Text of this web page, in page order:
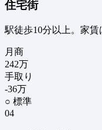
住宅街
駅徒歩10分以上。家
月商
242万
手取り
-36万
○ 標準
04